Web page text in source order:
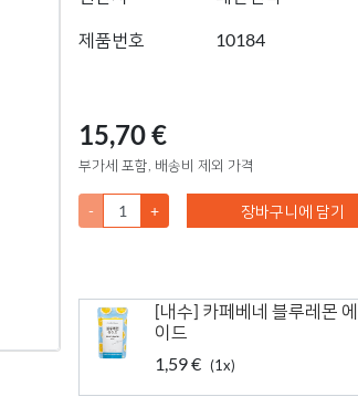
제품번호 10184
15,70 €
부가세 포함, 배송비 제외 가격
- + 장바구니에 담기
[내수] 카페베네 블루레몬 에
이드
1,59 € (1x)